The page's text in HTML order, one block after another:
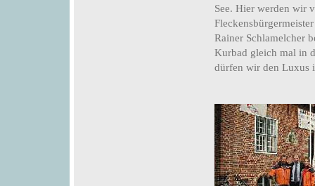
See. Hier werden wir
Rainer Schlamelcher
Kurbad gleich mal in
dürfen wir den Luxus